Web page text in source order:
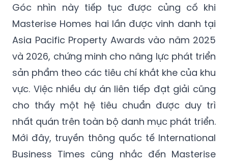
Góc nhìn này tiếp tục được củng cố khi
Masterise Homes hai lần được vinh danh tại
Asia Pacific Property Awards vào năm 2025
và 2026, chứng minh cho năng lực phát triển
sản phẩm theo các tiêu chí khắt khe của khu
vực. Việc nhiều dự án liên tiếp đạt giải cũng
cho thấy một hệ tiêu chuẩn được duy trì
nhất quán trên toàn bộ danh mục phát triển.
Mới đây, truyền thông quốc tế International
Business Times cũng nhắc đến Masterise